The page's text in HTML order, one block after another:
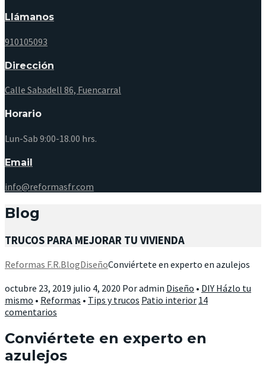
Llámanos
910105093
Dirección
Calle Sabadell 86, Fuencarral
Horario
Lun-Sab 9:00-18.00 hrs.
Email
info@reformasfr.com
Blog
TRUCOS PARA MEJORAR TU VIVIENDA
Reformas F.R.BlogDiseñoConviértete en experto en azulejos
octubre 23, 2019 julio 4, 2020 Poradmin Diseño • DIY Házlo tu
mismo • Reformas • Tips y trucos Patio interior 14
comentarios
Conviértete en experto en
azulejos